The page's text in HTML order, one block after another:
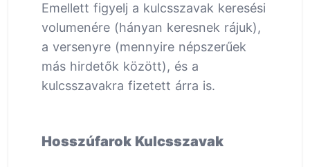
Emellett figyelj a kulcsszavak keresési
volumenére (hányan keresnek rájuk),
a versenyre (mennyire népszerűek
más hirdetők között), és a
kulcsszavakra fizetett árra is.
Hosszúfarok Kulcsszavak